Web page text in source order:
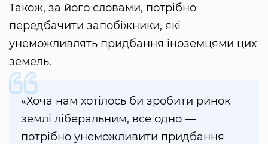
Також, за його словами, потрібно
передбачити запобіжники, які
унеможливлять придбання іноземцями цих
земель.
«Хоча нам хотілось би зробити ринок
землі ліберальним, все одно —
потрібно унеможливити придбання